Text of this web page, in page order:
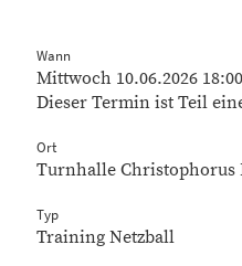
Wann
Mittwoch 10.06.2026
Dieser Termin ist Teil
Ort
Turnhalle Christophorus
Typ
Training Netzball